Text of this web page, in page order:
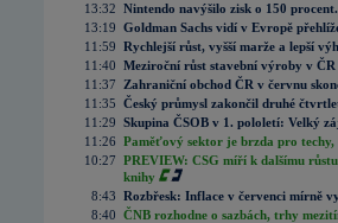
13:32 Nintendo navýšilo zisk o 150
13:19 Goldman Sachs vidí v Evropě
11:59 Rychlejší růst, vyšší marže a lepší
11:40 Meziroční růst stavební výroby v
11:37
Zahraniční obchod ČR v červnu
11:35 Český průmysl zakončil druhé
11:29 Skupina ČSOB v 1. pololetí: Velký
11:26 Paměťový sektor je brzda pro techy,
10:27 PREVIEW: CSG míří k dalšímu
knihy
8:43 Rozbřesk: Inflace v červenci mírně
8:40 ČNB rozhodne o sazbách, trhy